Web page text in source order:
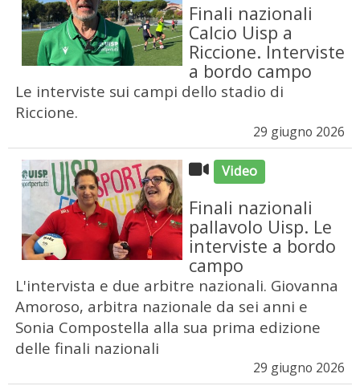
Finali nazionali
Calcio Uisp a
Riccione. Interviste
a bordo campo
Le interviste sui campi dello stadio di
Riccione.
29 giugno 2026
Video
Finali nazionali
pallavolo Uisp. Le
interviste a bordo
campo
L'intervista e due arbitre nazionali. Giovanna
Amoroso, arbitra nazionale da sei anni e
Sonia Compostella alla sua prima edizione
delle finali nazionali
29 giugno 2026